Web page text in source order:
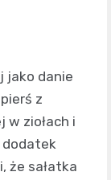
jako danie
z
w ziołach i
dodatek
że sałatka